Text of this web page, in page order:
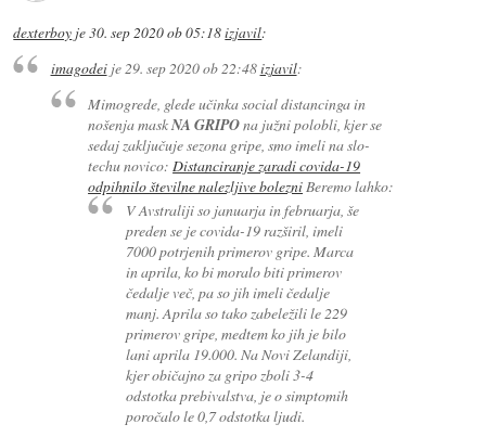
dexterboy je30. sep 2020 ob 05:18izjavil:
imagodeije29. sep 2020 ob 22:48izjavil:
Mimogrede, glede učinka social distancinga in
nošenja maskNA GRIPOna južni polobli, kjer se
sedaj zaključuje sezona gripe, smo imeli na slo-
techu novico:Distanciranje zaradi covida-19
odpihnilo številne nalezljive bolezniBeremo lahko:
V Avstraliji so januarja in februarja, še
preden se je covida-19 razširil, imeli
7000 potrjenih primerov gripe. Marca
in aprila, ko bi moralo biti primerov
čedalje več, pa so jih imeli čedalje
manj. Aprila so tako zabeležili le 229
primerov gripe, medtem ko jih je bilo
lani aprila 19.000. Na Novi Zelandiji,
kjer običajno za gripo zboli 3-4
odstotka prebivalstva, je o simptomih
poročalo le 0,7 odstotka ljudi.